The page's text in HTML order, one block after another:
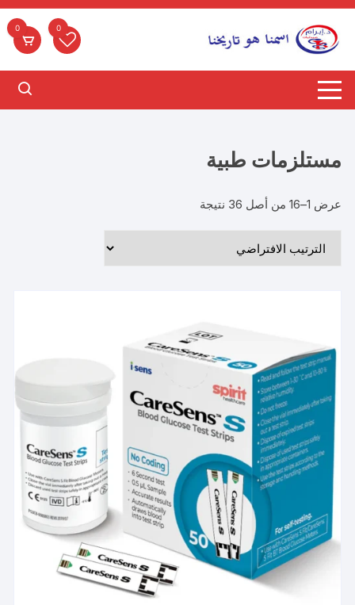
التجاوز
المحتوى
0
0
مستلزمات طبية
عرض 1–16 من أصل 36 نتيجة